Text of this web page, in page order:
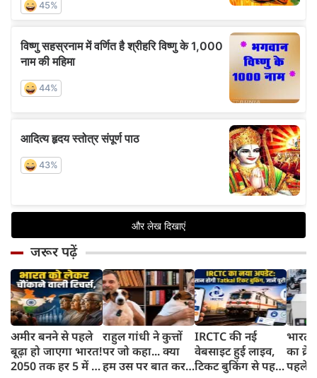
जरूर पढ़ें
अमीर बनने से पहले
बूढ़ा हो जाएगा भारत!
2050 तक हर 5 में 1
राहुल गांधी ने कुत्तों
पर जो कहा... क्या
हम उस पर बात कर
IRCTC की नई
वेबसाइट हुई लाइव,
टिकट बुकिंग से पहले
भारत
का
पहले